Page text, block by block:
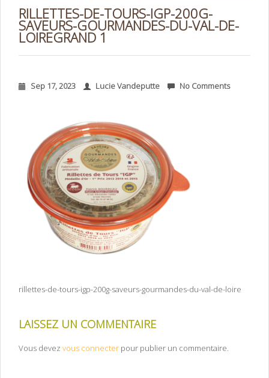
RILLETTES-DE-TOURS-IGP-200G-
SAVEURS-GOURMANDES-DU-VAL-DE-
LOIREGRAND 1
Sep 17, 2023 Lucie Vandeputte No Comments
rillettes-de-tours-igp-200g-saveurs-gourmandes-du-val-de-loire
LAISSEZ UN COMMENTAIRE
Vous devez vous connecter pour publier un commentaire.